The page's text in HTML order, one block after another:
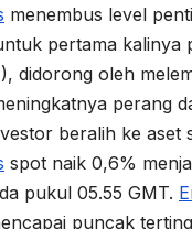
menembus level
pertama kalinya
didorong oleh
perang
beralih ke aset
spot naik 0,6%
pukul 05.55 GMT.
puncak